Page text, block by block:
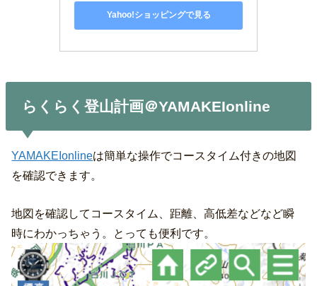
Yahoo!ショッピングで見る
らくらく登山計画＠YAMAKEIonline
YAMAKEIonlineは簡単な操作でコースタイム付きの地図
を確認できます。
地図を確認してコースタイム、距離、高低差などなど瞬
時にわかっちゃう。とっても便利です。